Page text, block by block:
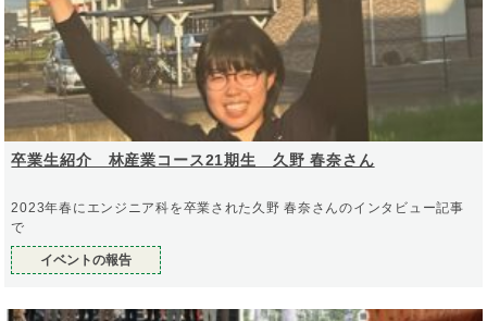
卒業生紹介 林産業コース21期生 久野 春奈さん
2023年春にエンジニア科を卒業された久野 春奈さんのインタビュー記事
で
イベントの報告